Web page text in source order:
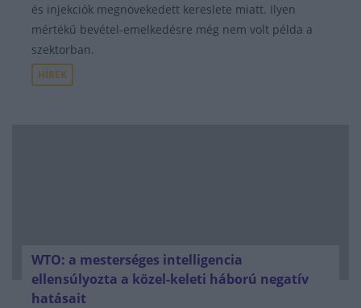
és injekciók megnövekedett kereslete miatt. Ilyen
mértékű bevétel-emelkedésre még nem volt példa a
szektorban.
HÍREK
WTO: a mesterséges intelligencia
ellensúlyozta a közel-keleti háború negatív
hatásait